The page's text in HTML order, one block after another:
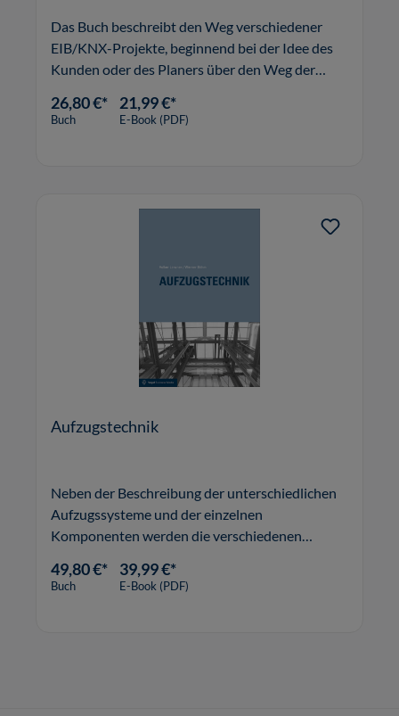
Das Buch beschreibt den Weg verschiedener
EIB/KNX-Projekte, beginnend bei der Idee des
Kunden oder des Planers über den Weg der
26,80 €*
Buch
21,99 €*
E-Book (PDF)
Aufzugstechnik
Neben der Beschreibung der unterschiedlichen
Aufzugssysteme und der einzelnen
Komponenten werden die verschiedenen
Modernisierung, Umbau und Wartung
49,80 €*
Buch
39,99 €*
E-Book (PDF)